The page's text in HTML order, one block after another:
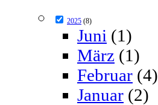
2025 (8)
Juni (1)
März (1)
Februar (4)
Januar (2)